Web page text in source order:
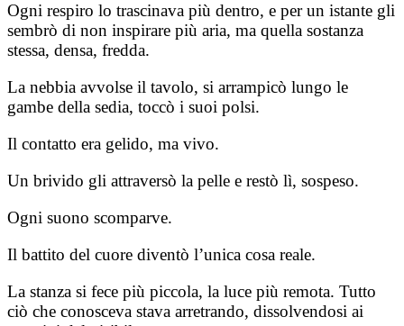
Ogni respiro lo trascinava più dentro, e per un istante gli
sembrò di non inspirare più aria, ma quella sostanza
stessa, densa, fredda.
La nebbia avvolse il tavolo, si arrampicò lungo le
gambe della sedia, toccò i suoi polsi.
Il contatto era gelido, ma vivo.
Un brivido gli attraversò la pelle e restò lì, sospeso.
Ogni suono scomparve.
Il battito del cuore diventò l’unica cosa reale.
La stanza si fece più piccola, la luce più remota. Tutto
ciò che conosceva stava arretrando, dissolvendosi ai